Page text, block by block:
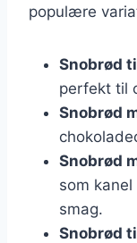
populære
Snobrød
perfekt til
Snobrød
Snobrød
som
smag.
Snobrød